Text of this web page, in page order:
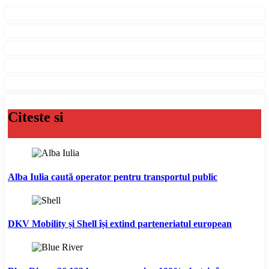
Citeste si
Alba Iulia caută operator pentru transportul public
DKV Mobility și Shell își extind parteneriatul european